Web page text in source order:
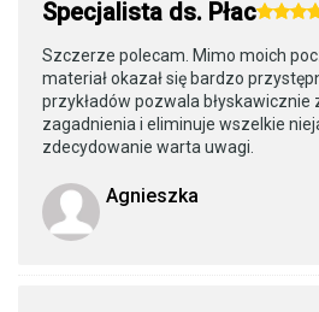
Specjalista ds. Płac
Szczerze polecam. Mimo moich
materiał okazał się bardzo
przykładów pozwala
zagadnienia i eliminuje wszelkie
zdecydowanie warta uwagi.
Agnieszka